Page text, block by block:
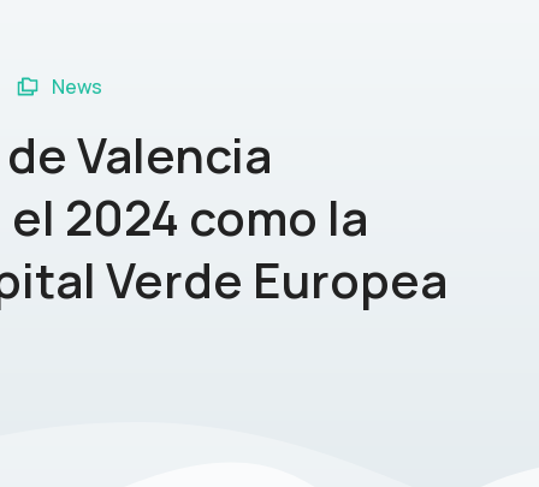
News
Valencia
2024 como la
Verde Europea